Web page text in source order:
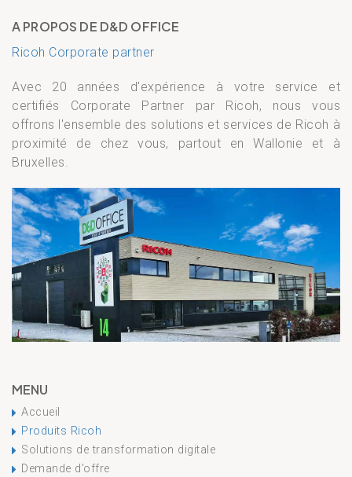
A PROPOS DE D&D OFFICE
Ricoh Corporate partner
Avec 20 années d'expérience à votre service et
certifiés Corporate Partner par Ricoh, nous vous
offrons l'ensemble des solutions et services de Ricoh à
proximité de chez vous, partout en Wallonie et à
Bruxelles.
MENU
Accueil
Produits Ricoh
Solutions de transformation digitale
Demande d’offre